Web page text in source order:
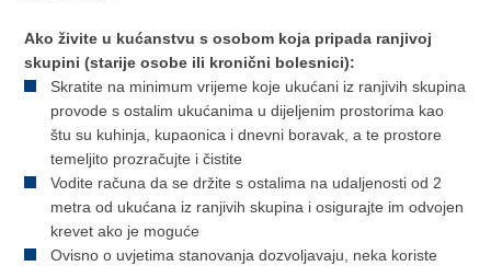
Ako živite u kućanstvu s osobom koja pripada ranjivoj
skupini (starije osobe ili kronični bolesnici):
Skratite na minimum vrijeme koje ukućani iz ranjivih skupina
provode s ostalim ukućanima u dijeljenim prostorima kao
štu su kuhinja, kupaonica i dnevni boravak, a te prostore
temeljito prozračujte i čistite
Vodite računa da se držite s ostalima na udaljenosti od 2
metra od ukućana iz ranjivih skupina i osigurajte im odvojen
krevet ako je moguće
Ovisno o uvjetima stanovanja dozvoljavaju, neka koriste